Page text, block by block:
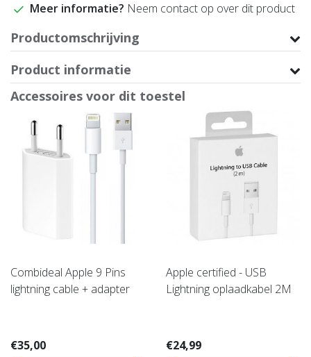
Meer informatie? Neem contact op over dit product
Productomschrijving
Product informatie
Accessoires voor dit toestel
Combideal Apple 9 Pins
lightning cable + adapter
€35,00
Apple certified - USB
Lightning oplaadkabel 2M
€24,99